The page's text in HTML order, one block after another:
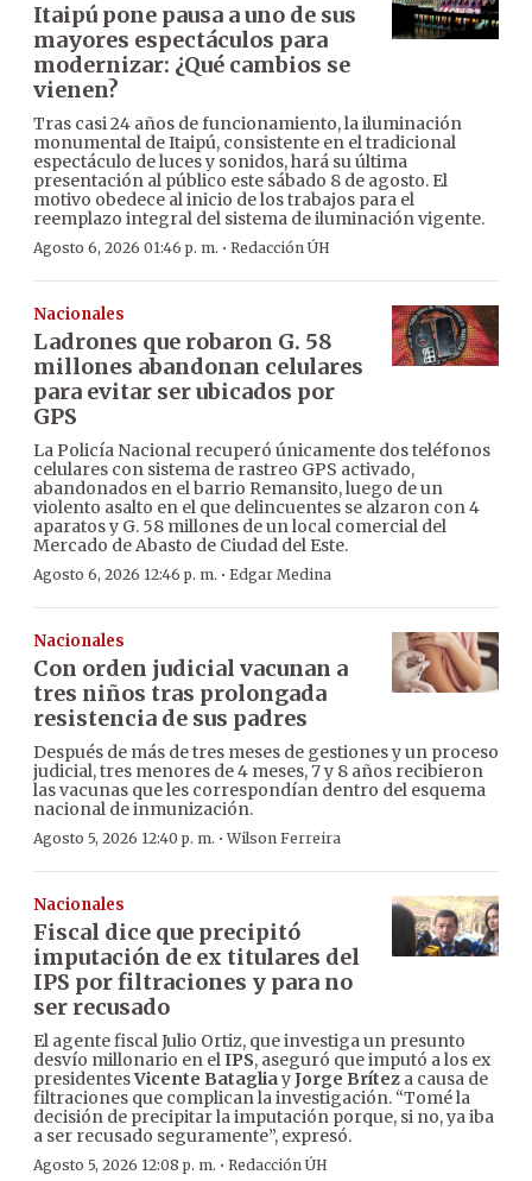
Itaipú pone pausa a uno de sus
mayores espectáculos para
modernizar: ¿Qué cambios se
vienen?
Tras casi 24 años de funcionamiento, la iluminación
monumental de Itaipú, consistente en el tradicional
espectáculo de luces y sonidos, hará su última
presentación al público este sábado 8 de agosto. El
motivo obedece al inicio de los trabajos para el
reemplazo integral del sistema de iluminación vigente.
Agosto 6, 2026 01:46 p. m. · Redacción ÚH
Nacionales
Ladrones que robaron G. 58
millones abandonan celulares
para evitar ser ubicados por
GPS
La Policía Nacional recuperó únicamente dos teléfonos
celulares con sistema de rastreo GPS activado,
abandonados en el barrio Remansito, luego de un
violento asalto en el que delincuentes se alzaron con 4
aparatos y G. 58 millones de un local comercial del
Mercado de Abasto de Ciudad del Este.
Agosto 6, 2026 12:46 p. m. · Edgar Medina
Nacionales
Con orden judicial vacunan a
tres niños tras prolongada
resistencia de sus padres
Después de más de tres meses de gestiones y un proceso
judicial, tres menores de 4 meses, 7 y 8 años recibieron
las vacunas que les correspondían dentro del esquema
nacional de inmunización.
Agosto 5, 2026 12:40 p. m. ·Wilson Ferreira
Nacionales
Fiscal dice que precipitó
imputación de ex titulares del
IPS por filtraciones y para no
ser recusado
El agente fiscal Julio Ortiz, que investiga un presunto
desvío millonario en elIPS, aseguró que imputó a los ex
presidentesVicente BatagliayJorge Brítez a causa de
filtraciones que complican la investigación. “Tomé la
decisión de precipitar la imputación porque, si no, ya iba
a ser recusado seguramente”, expresó.
Agosto 5, 2026 12:08 p. m. · Redacción ÚH